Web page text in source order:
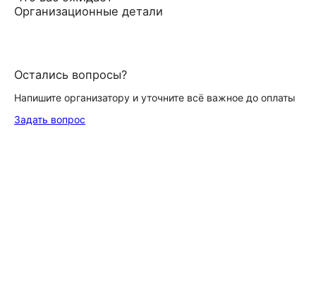
Организационные детали
Остались вопросы?
Напишите организатору и уточните всё важное до оплаты
Задать вопрос